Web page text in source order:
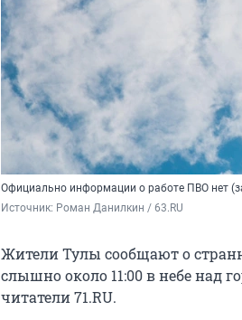
Официально информации о работе ПВО нет
Источник: Роман Данилкин / 63.RU
Жители Тулы сообщают о
слышно около 11:00 в небе над
читатели 71.RU.